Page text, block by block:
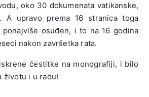
oko 30 dokumenata vatikanske,
A upravo prema 16 stranica toga
ponajviše osuđen, i to na 16 godina
nakon završetka rata.
čestitke na monografiji, i bilo
životu i u radu!